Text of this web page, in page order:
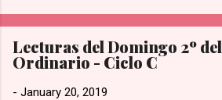
publicado en su sección de Preguntas
Lobby. Prioridad Sobre las Ganancias:
que esta medida representa una pérdida
al no operar en un día de altas ventas.
Lecturas del Domingo 2º
Ordinario - Ciclo C
- January 20, 2019